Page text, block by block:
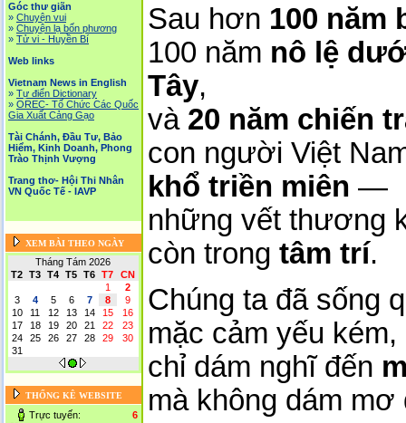
Góc thư giãn
» Chuyện vui
» Chuyện lạ bốn phương
» Tử vi - Huyền Bí
Web links
Vietnam News in English
» Tự điển Dictionary
» OREC- Tố Chức Các Quốc
Gia Xuất Cảng Gạo
Tài Chánh, Đầu Tư, Bảo
Hiểm, Kinh Doanh, Phong
Trào Thịnh Vượng
Trang thơ- Hội Thi Nhân
VN Quốc Tế - IAVP
XEM BÀI THEO NGÀY
Tháng Tám 2026
T2
T3 T4 T5 T6 T7
CN
1
2
3
4 5 6 7 8
9
10
11 12 13 14 15
16
17
18 19 20 21 22
23
24
25 26 27 28 29
30
31
THỐNG KÊ WEBSITE
Trực tuyến:
6
Sau hơn 100 năm
100 năm nô lệ
Tây,
và 20 năm chiến
con người Việt
khổ triền miên —
những vết thương
còn trong tâm trí.
Chúng ta đã sống
mặc cảm yếu kém,
chỉ dám nghĩ đến
mà không dám